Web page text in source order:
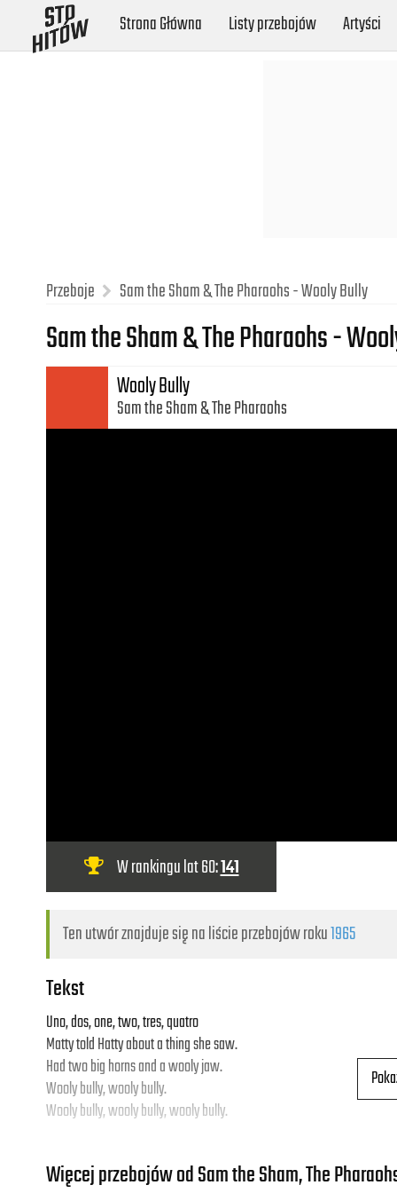
Strona Główna Listy przebojów Artyści
Przeboje Sam the Sham & The Pharaohs - Wooly Bully
Sam the Sham & The Pharaohs -
Wooly Bully
Sam the Sham The Pharaohs
W rankingu lat 60:141
Ten utwór znajduje się na liście przebojów roku1965
Tekst
Uno, dos, one, two, tres, quatro
Matty told Hatty about a thing she saw.
Had two big horns and a wooly jaw.
Wooly bully, wooly bully.
Wooly bully, wooly bully, wooly bully.
Let's not be L-seven, come and learn to dance."
Więcej przebojów od Sam the Sham, The